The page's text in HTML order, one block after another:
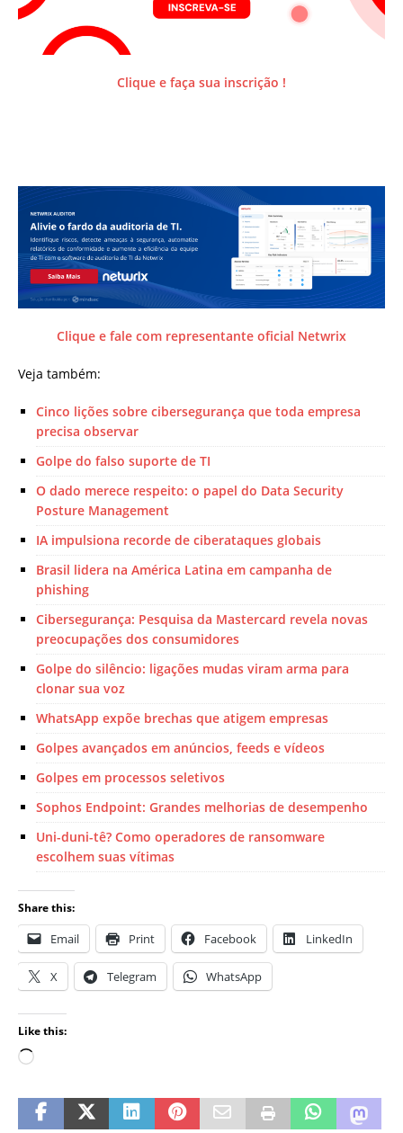
Clique e faça sua inscrição !
Clique e fale com representante oficial Netwrix
Veja também:
Cinco lições sobre cibersegurança que toda empresa
precisa observar
Golpe do falso suporte de TI
O dado merece respeito: o papel do Data Security
Posture Management
IA impulsiona recorde de ciberataques globais
Brasil lidera na América Latina em campanha de
phishing
Cibersegurança: Pesquisa da Mastercard revela novas
preocupações dos consumidores
Golpe do silêncio: ligações mudas viram arma para
clonar sua voz
WhatsApp expõe brechas que atigem empresas
Golpes avançados em anúncios, feeds e vídeos
Golpes em processos seletivos
Sophos Endpoint: Grandes melhorias de desempenho
Uni-duni-tê? Como operadores de ransomware
escolhem suas vítimas
Share this:
Email Print Facebook LinkedIn
X Telegram WhatsApp
Like this: